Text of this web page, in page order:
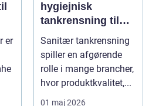
er
hygiejnisk
tankrensning til
krævende
industrier
Sanitær tankrensning
spiller en afgørende
rolle i mange brancher,
hvor produktkvalitet,...
01 maj 2026